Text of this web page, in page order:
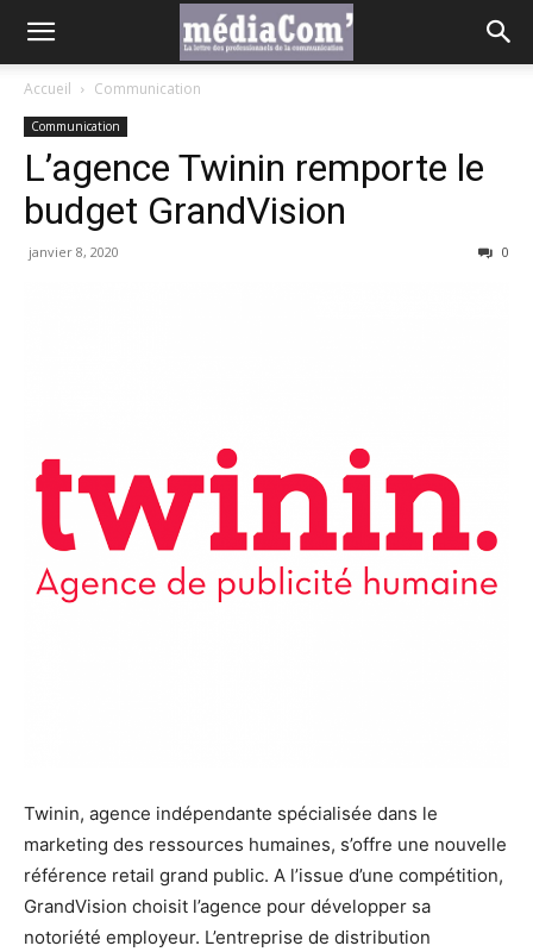
Accueil Communication
Communication
L’agence Twinin remporte le
budget GrandVision
janvier 8, 2020 0
Twinin, agence indépendante spécialisée dans le
marketing des ressources humaines, s’offre une nouvelle
référence retail grand public. A l’issue d’une compétition,
GrandVision choisit l’agence pour développer sa
notoriété employeur. L’entreprise de distribution